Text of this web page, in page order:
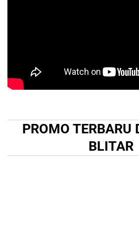
PROMO TERBARU
BLITAR